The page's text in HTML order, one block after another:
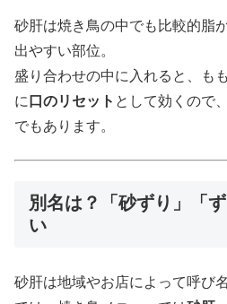
砂肝は焼き鳥の中でも比較的脂
出やすい部位。
盛り合わせの中に入れると、も
に 口のリセット として効くので
でもあります。
別名は？「砂ずり」「
い
砂肝は地域やお店によって呼び